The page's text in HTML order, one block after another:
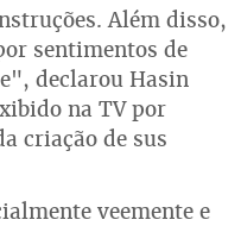
Além disso,
sentimentos de
declarou Hasin
na TV por
criação de sus
veemente e